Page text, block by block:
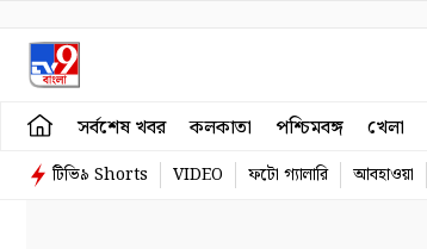
সর্বশেষ খবর কলকাতা পশ্চিমবঙ্গ খেলা
টিভি৯ Shorts VIDEO ফটো গ্যালারি আবহাওয়া